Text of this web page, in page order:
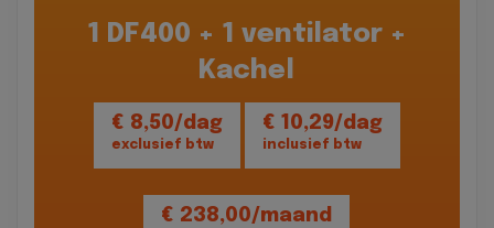
1 DF400 + 1 ventilator +
Kachel
€ 8,50/dag
exclusief btw
€ 10,29/dag
inclusief btw
€ 238,00/maand